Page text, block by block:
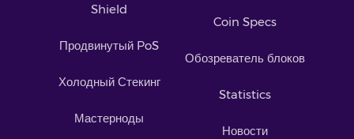
Shield
Продвинутый PoS
Холодный Стекинг
Мастерноды
Coin Specs
Обозреватель блоков
Statistics
Новости